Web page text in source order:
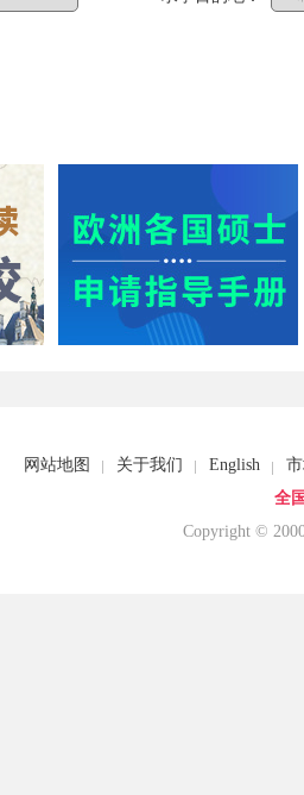
网站地图 关于我们 English
全
Copyright ©